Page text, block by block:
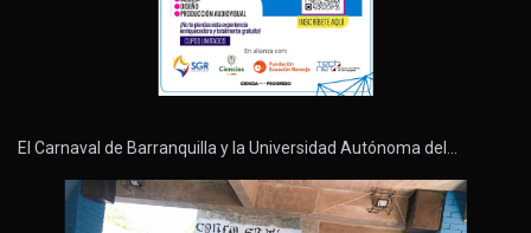
El Carnaval de Barranquilla y la Universidad Autónoma del…